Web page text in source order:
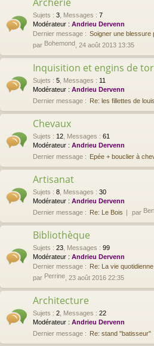
Sujets : 3 Messages : 7
Modérateur : Andrieu Dervenn
Dernier message : Soigner une blessure
par Bohemond , 24 août 2013 13:35
Inquisition et engins de
Sujets : 5 Messages : 11
Modérateur : Andrieu Dervenn
Dernier message : Re: les fillettes de
Chevaux
Sujets : 12 Messages : 61
Modérateur : Andrieu Dervenn
Dernier message : Epée + bouclier à
Artisanat
Sujets : 8 Messages : 30
Modérateur : Andrieu Dervenn
Dernier message : Re: Le Bois par
Bibliothèque
Sujets : 23 Messages : 99
Modérateur : Andrieu Dervenn
Dernier message : Re: La vie
par Perrine , 23 août 2016 22:35
Architecture
Sujets : 2 Messages : 22
Modérateur : Andrieu Dervenn
Dernier message : Re: stand "batisseur"